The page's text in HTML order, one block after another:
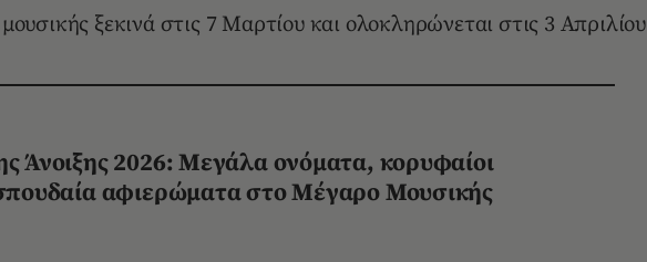
ξεκινά στις 7 Μαρτίου και ολοκληρώνεται στις 3 Απριλίου
Άνοιξης 2026: Μεγάλα ονόματα, κορυφαίοι
αφιερώματα στο Μέγαρο Μουσικής